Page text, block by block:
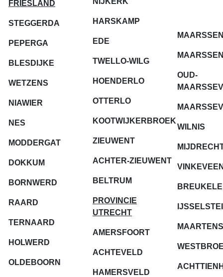
FRIESLAND
STEGGERDA
PEPERGA
BLESDIJKE
WETZENS
NIAWIER
NES
MODDERGAT
DOKKUM
BORNWERD
RAARD
TERNAARD
HOLWERD
OLDEBOORN
HARSKAMP
EDE
TWELLO-WILG
HOENDERLO
OTTERLO
KOOTWIJKERBROEK
ZIEUWENT
ACHTER-ZIEUWENT
BELTRUM
PROVINCIE
UTRECHT
AMERSFOORT
ACHTEVELD
HAMERSVELD
OUD-
WILNIS